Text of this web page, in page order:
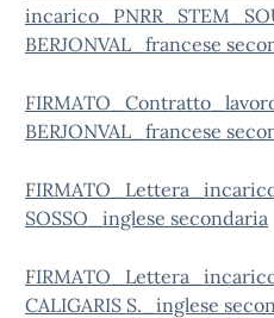
BERJONVAL_francese
BERJONVAL_francese
SOSSO_inglese secondaria
CALIGARIS S._inglese